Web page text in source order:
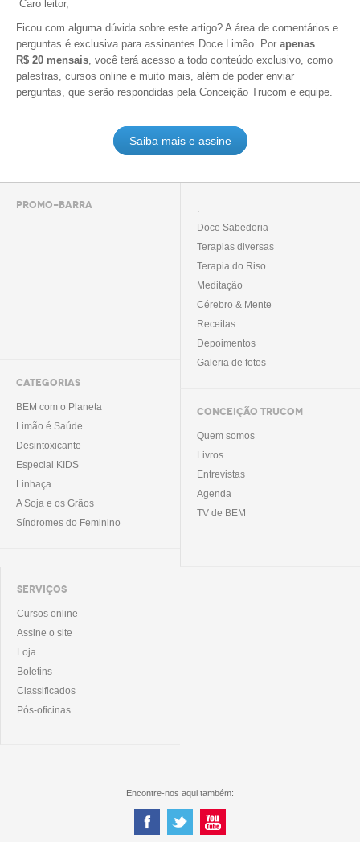
Caro leitor,
Ficou com alguma dúvida sobre este artigo? A área de comentários e
perguntas é exclusiva para assinantes Doce Limão. Por apenas
R$ 20 mensais, você terá acesso a todo conteúdo exclusivo, como
palestras, cursos online e muito mais, além de poder enviar
perguntas, que serão respondidas pela Conceição Trucom e equipe.
Saiba mais e assine
PROMO-BARRA
CATEGORIAS
BEM com o Planeta
Limão é Saúde
Desintoxicante
Especial KIDS
Linhaça
A Soja e os Grãos
Síndromes do Feminino
.
Doce Sabedoria
Terapias diversas
Terapia do Riso
Meditação
Cérebro & Mente
Receitas
Depoimentos
Galeria de fotos
CONCEIÇÃO TRUCOM
Quem somos
Livros
Entrevistas
Agenda
TV de BEM
SERVIÇOS
Cursos online
Assine o site
Loja
Boletins
Classificados
Pós-oficinas
Encontre-nos aqui também: